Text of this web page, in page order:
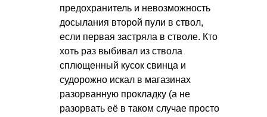
предохранитель и невозможность
досылания второй пули в ствол,
если первая застряла в стволе. Кто
хоть раз выбивал из ствола
сплющенный кусок свинца и
судорожно искал в магазинах
разорванную прокладку (а не
разорвать её в таком случае просто